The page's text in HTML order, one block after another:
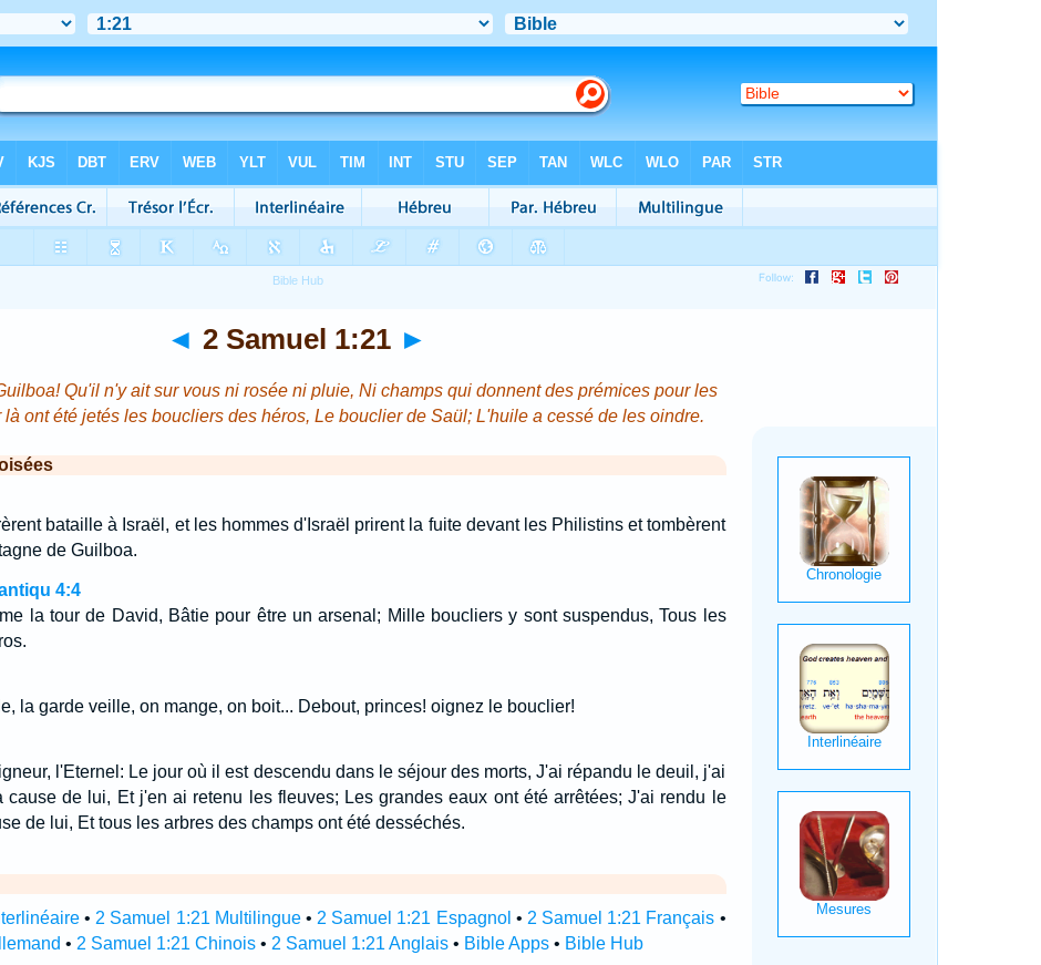
◄ 2 Samuel 1:21 ►
Qu'il n'y ait sur vous ni rosée ni pluie, Ni champs qui donnent des prémices pour les
là ont été jetés les boucliers des héros, Le bouclier de Saül; L'huile a cessé de les oindre.
bataille à Israël, et les hommes d'Israël prirent la fuite devant les Philistins et tombèrent
de Guilboa.
4:4
la tour de David, Bâtie pour être un arsenal; Mille boucliers y sont suspendus, Tous les
la garde veille, on mange, on boit... Debout, princes! oignez le bouclier!
l'Eternel: Le jour où il est descendu dans le séjour des morts, J'ai répandu le deuil, j'ai
cause de lui, Et j'en ai retenu les fleuves; Les grandes eaux ont été arrêtées; J'ai rendu le
de lui, Et tous les arbres des champs ont été desséchés.
• 2 Samuel 1:21 Multilingue• 2 Samuel 1:21 Espagnol • 2 Samuel 1:21 Français •
• 2 Samuel 1:21 Chinois• 2 Samuel 1:21 Anglais• Bible Apps• Bible Hub